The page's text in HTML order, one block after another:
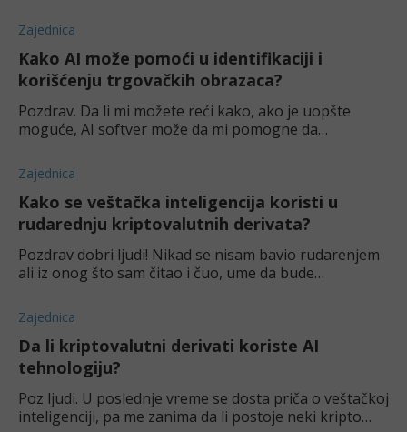
i iskustva iz prve ruke. Koje su najče
Zajednica
Kako AI može pomoći u identifikaciji i
korišćenju trgovačkih obrazaca?
Pozdrav. Da li mi možete reći kako, ako je uopšte
moguće, AI softver može da mi pomogne da
Zajednica
Kako se veštačka inteligencija koristi u
rudarednju kriptovalutnih derivata?
Pozdrav dobri ljudi! Nikad se nisam bavio rudarenjem
ali iz onog što sam čitao i čuo, ume da bude
olakšaju rudarednje kriptovalutnih derivata kor
Zajednica
Da li kriptovalutni derivati koriste AI
tehnologiju?
Poz ljudi. U poslednje vreme se dosta priča o veštačkoj
inteligenciji, pa me zanima da li postoje neki kripto